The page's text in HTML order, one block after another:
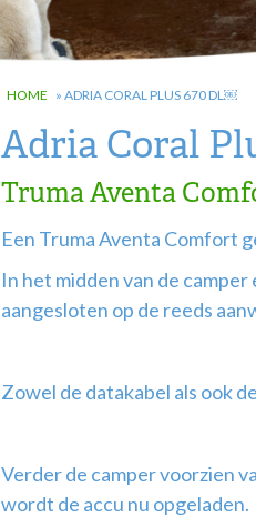
HOME » ADRIA CORAL PLUS 670 DL￼
Adria Coral
Truma Aventa
Een Truma Aventa Comfort
In het midden van de
aangesloten op de reeds
Zowel de datakabel als ook
Verder de camper voorzien
wordt de accu nu opgeladen.